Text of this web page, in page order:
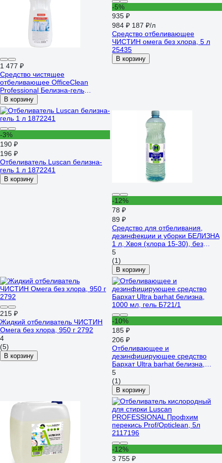
1 477 ₽
Средство чистящее
отбеливающее OfficeClean
Professional Белизна-гель
246204/П
В корзину
-5%
935 ₽
984 ₽ 187 ₽/л
Средство отбеливающее
ЧИСТИН омега без хлора, 5 л
25435
В корзину
-3%
190 ₽
196 ₽
Отбеливатель Luscan белизна-
гель 1 л 1872241
В корзину
-12%
78 ₽
89 ₽
Средство для отбеливания,
дезинфекции и уборки БЕЛИЗНА
1 л, Хвоя (хлора 15-30), без
запаха хлора, жидкость 600772
5
(1)
В корзину
215 ₽
Жидкий отбеливатель ЧИСТИН
Омега без хлора, 950 г 2792
4
(5)
В корзину
-10%
185 ₽
206 ₽
Отбеливающее и
дезинфицирующее средство
Бархат Ultra barhat белизна,
1000 мл, гель Б721/1
5
(1)
В корзину
-12%
3 755 ₽